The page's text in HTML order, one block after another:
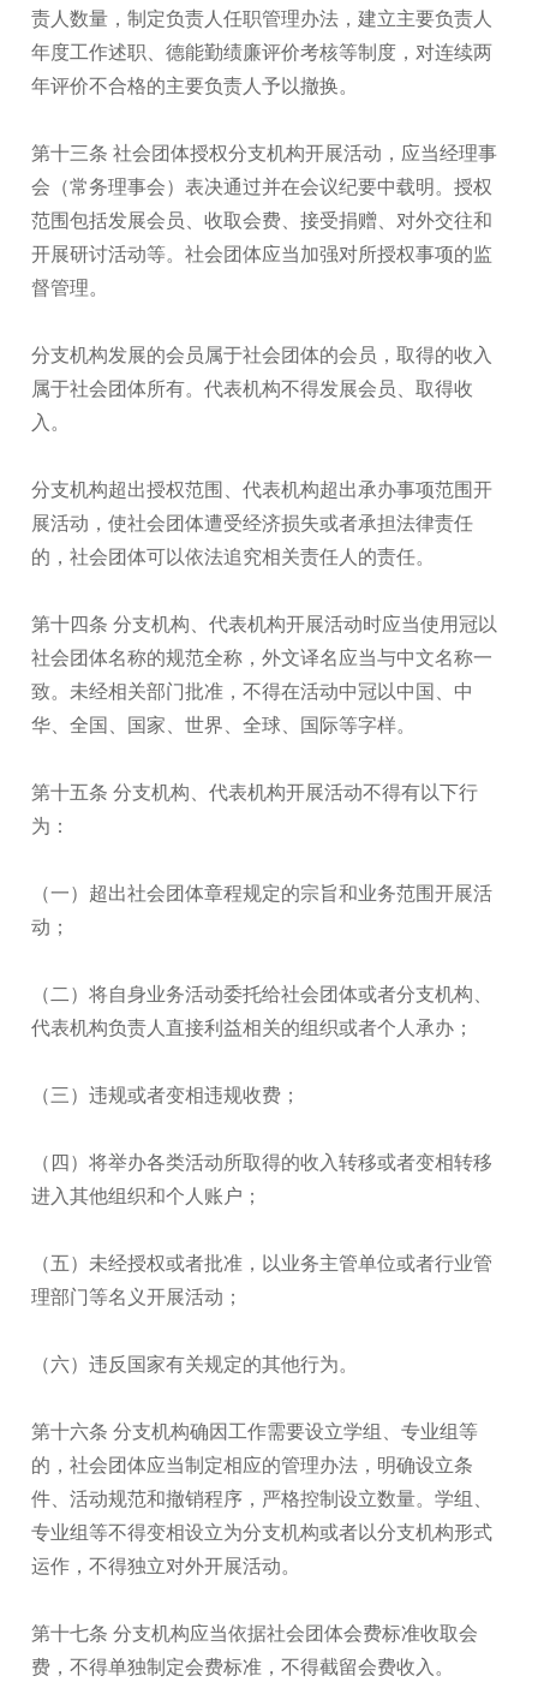
责人数量，制定负责人任职管理办法，建立主要负责人
年度工作述职、德能勤绩廉评价考核等制度，对连续两
年评价不合格的主要负责人予以撤换。
第十三条 社会团体授权分支机构开展活动，应当经理事
会（常务理事会）表决通过并在会议纪要中载明。授权
范围包括发展会员、收取会费、接受捐赠、对外交往和
开展研讨活动等。社会团体应当加强对所授权事项的监
督管理。
分支机构发展的会员属于社会团体的会员，取得的收入
属于社会团体所有。代表机构不得发展会员、取得收
入。
分支机构超出授权范围、代表机构超出承办事项范围开
展活动，使社会团体遭受经济损失或者承担法律责任
的，社会团体可以依法追究相关责任人的责任。
第十四条 分支机构、代表机构开展活动时应当使用冠以
社会团体名称的规范全称，外文译名应当与中文名称一
致。未经相关部门批准，不得在活动中冠以中国、中
华、全国、国家、世界、全球、国际等字样。
第十五条 分支机构、代表机构开展活动不得有以下行
为：
（一）超出社会团体章程规定的宗旨和业务范围开展活
动；
（二）将自身业务活动委托给社会团体或者分支机构、
代表机构负责人直接利益相关的组织或者个人承办；
（三）违规或者变相违规收费；
（四）将举办各类活动所取得的收入转移或者变相转移
进入其他组织和个人账户；
（五）未经授权或者批准，以业务主管单位或者行业管
理部门等名义开展活动；
（六）违反国家有关规定的其他行为。
第十六条 分支机构确因工作需要设立学组、专业组等
的，社会团体应当制定相应的管理办法，明确设立条
件、活动规范和撤销程序，严格控制设立数量。学组、
专业组等不得变相设立为分支机构或者以分支机构形式
运作，不得独立对外开展活动。
第十七条 分支机构应当依据社会团体会费标准收取会
费，不得单独制定会费标准，不得截留会费收入。